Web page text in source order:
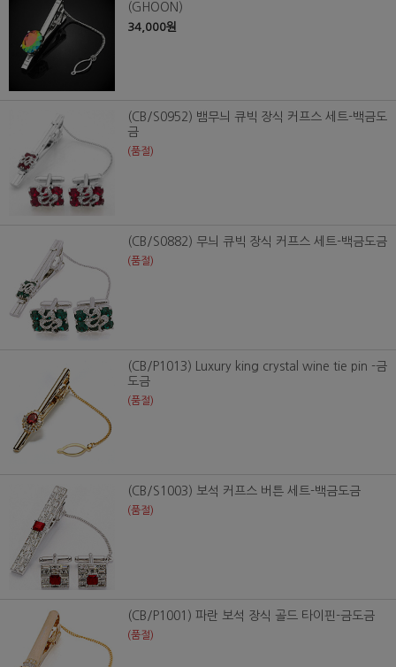
(GHOON)
34,000원
(CB/S0952) 뱀무늬 큐빅 장식 커프스 세트-백금도
금
(품절)
(CB/S0882) 무늬 큐빅 장식 커프스 세트-백금도금
(품절)
(CB/P1013) Luxury king crystal wine tie pin -금
도금
(품절)
(CB/S1003) 보석 커프스 버튼 세트-백금도금
(품절)
(CB/P1001) 파란 보석 장식 골드 타이핀-금도금
(품절)